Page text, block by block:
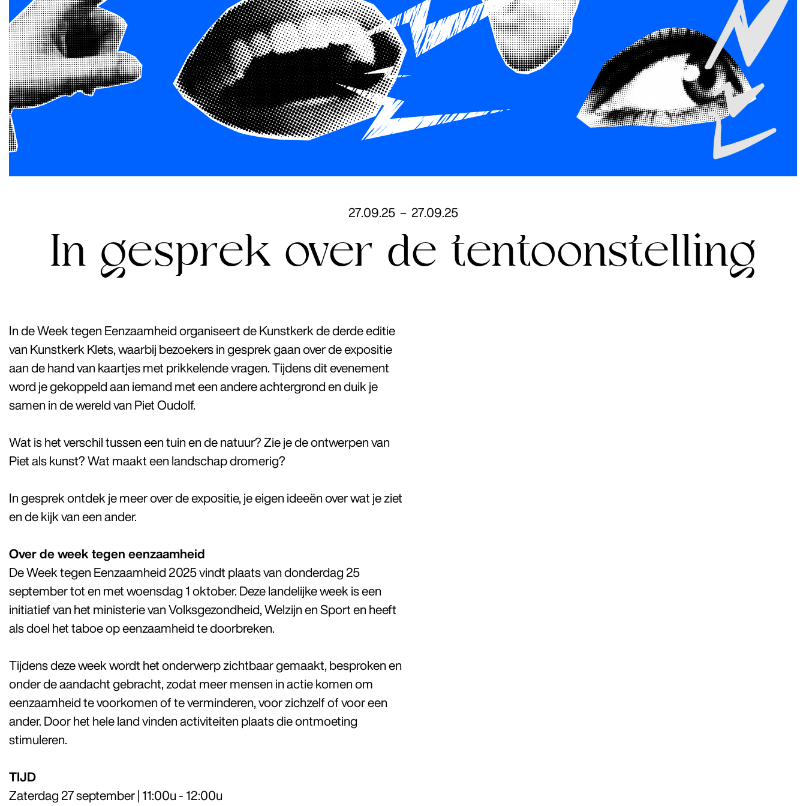
27. 09 25– 27. 09 25
In gesprek over de tentoonstelling
In de Week tegen Eenzaamheid organiseert de Kunstkerk de derde editie
van Kunstkerk Klets, waarbij bezoekers in gesprek gaan over de expositie
aan de hand van kaartjes met prikkelende vragen. Tijdens dit evenement
word je gekoppeld aan iemand met een andere achtergrond en duik je
samen in de wereld van Piet Oudolf.
Wat is het verschil tussen een tuin en de natuur? Zie je de ontwerpen van
Piet als kunst? Wat maakt een landschap dromerig?
In gesprek ontdek je meer over de expositie, je eigen ideeën over wat je ziet
en de kijk van een ander.
Over de week tegen eenzaamheid
De Week tegen Eenzaamheid 2025 vindt plaats van donderdag 25
september tot en met woensdag 1 oktober. Deze landelijke week is een
initiatief van het ministerie van Volksgezondheid, Welzijn en Sport en heeft
als doel het taboe op eenzaamheid te doorbreken.
Tijdens deze week wordt het onderwerp zichtbaar gemaakt, besproken en
onder de aandacht gebracht, zodat meer mensen in actie komen om
eenzaamheid te voorkomen of te verminderen, voor zichzelf of voor een
ander. Door het hele land vinden activiteiten plaats die ontmoeting
stimuleren.
TIJD
Zaterdag 27 september | 11:00u - 12:00u